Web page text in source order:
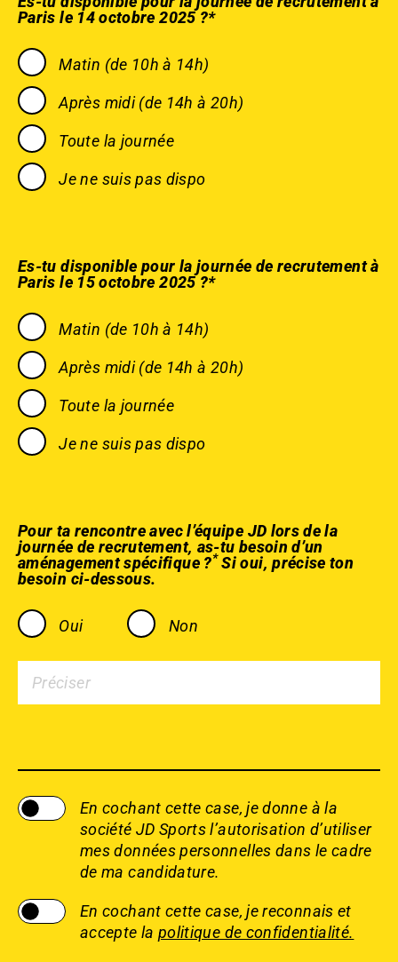
Paris le 14 octobre 2025 ?*
Matin (de 10h à 14h)
Après midi (de 14h à 20h)
Toute la journée
Je ne suis pas dispo
Es-tu disponible pour la journée de recrutement à
Paris le 15 octobre 2025 ?*
Matin (de 10h à 14h)
Après midi (de 14h à 20h)
Toute la journée
Je ne suis pas dispo
Pour ta rencontre avec l’équipe JD lors de la
journée de recrutement, as-tu besoin d’un
aménagement spécifique ?* Si oui, précise ton
besoin ci-dessous.
Oui Non
En cochant cette case, je donne à la
société JD Sports l’autorisation d’utiliser
mes données personnelles dans le cadre
de ma candidature.
En cochant cette case, je reconnais et
accepte la politique de confidentialité.